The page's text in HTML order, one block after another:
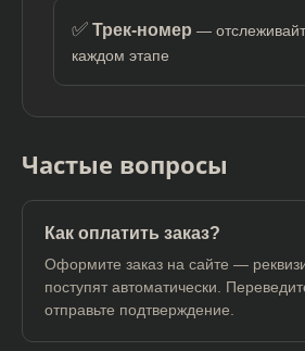
✅ Трек-номер —
каждом этапе
Частые вопросы
Как оплатить заказ?
Оформите заказ на сайте —
поступят автоматически.
отправьте подтверждение.